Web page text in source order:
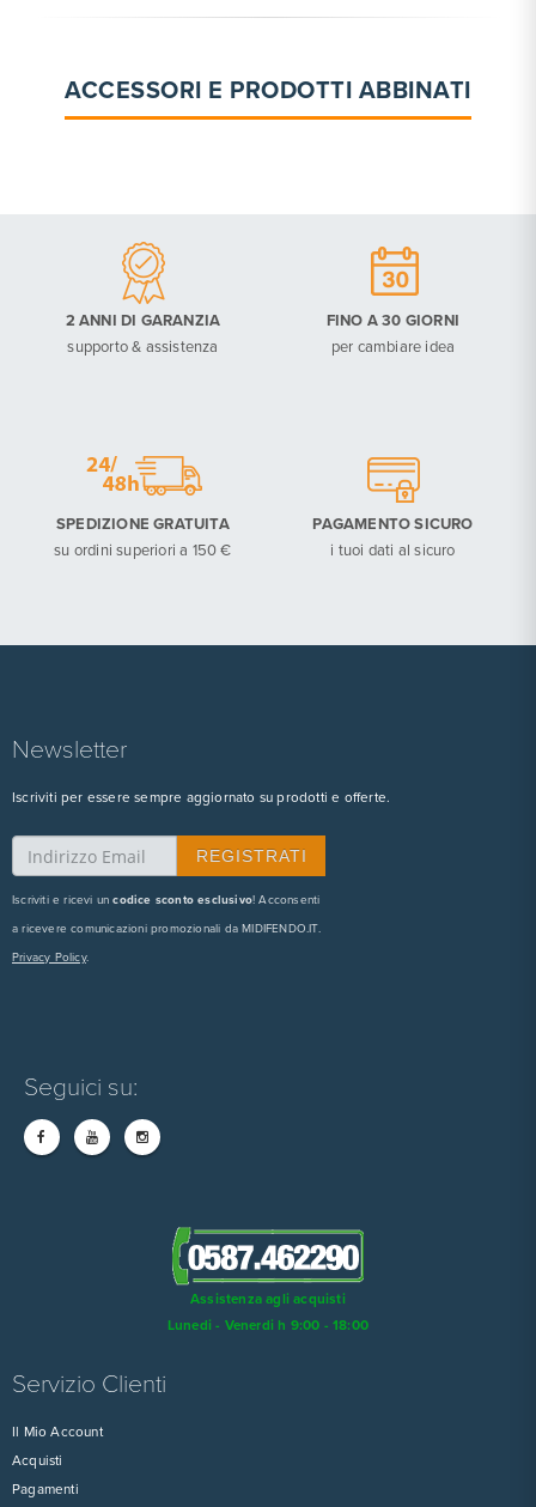
ACCESSORI E PRODOTTI ABBINATI
2 ANNI DI GARANZIA
supporto & assistenza
FINO A 30 GIORNI
per cambiare idea
SPEDIZIONE GRATUITA
su ordini superiori a 150 €
PAGAMENTO SICURO
i tuoi dati al sicuro
Newsletter
Iscriviti per essere sempre aggiornato su prodotti e offerte.
Iscriviti e ricevi uncodice sconto esclusivo! Acconsenti
a ricevere comunicazioni promozionali da MIDIFENDO.IT.
Privacy Policy.
Seguici su:
Assistenza agli acquisti
Lunedi - Venerdi h 9:00 - 18:00
Servizio Clienti
Il Mio Account
Acquisti
Pagamenti